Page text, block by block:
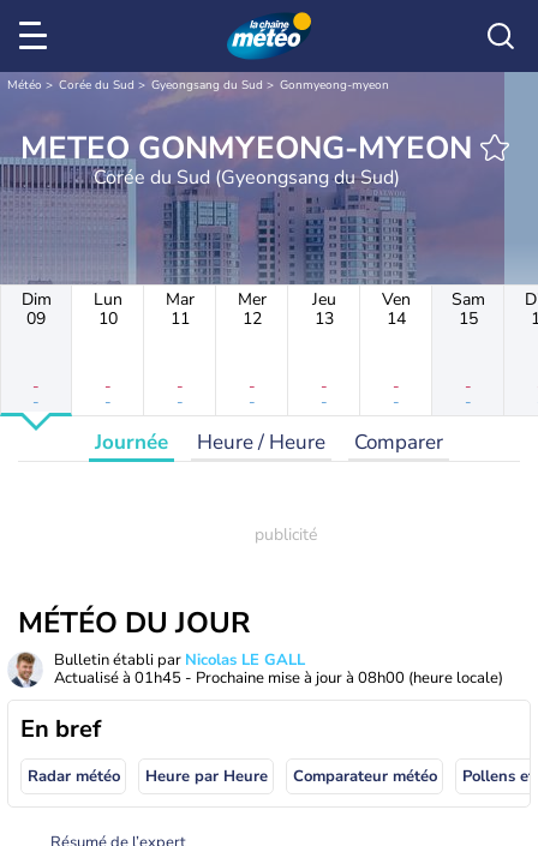
Météo Corée du Sud Gyeongsang du Sud Gonmyeong-myeon
METEO GONMYEONG-MYEON
Corée du Sud (Gyeongsang du Sud)
Dim
09
-
-
Lun
10
-
-
Mar
11
-
-
Mer
12
-
-
Jeu
13
-
-
Ven
14
-
-
Sam
15
-
-
Journée Heure / Heure Comparer
MÉTÉO DU JOUR
Bulletin établi par Nicolas LE GALL
Actualisé à 01h45 - Prochaine mise à jour à 08h00 (heure locale)
En bref
Radar météo Heure par Heure Comparateur météo Pollens